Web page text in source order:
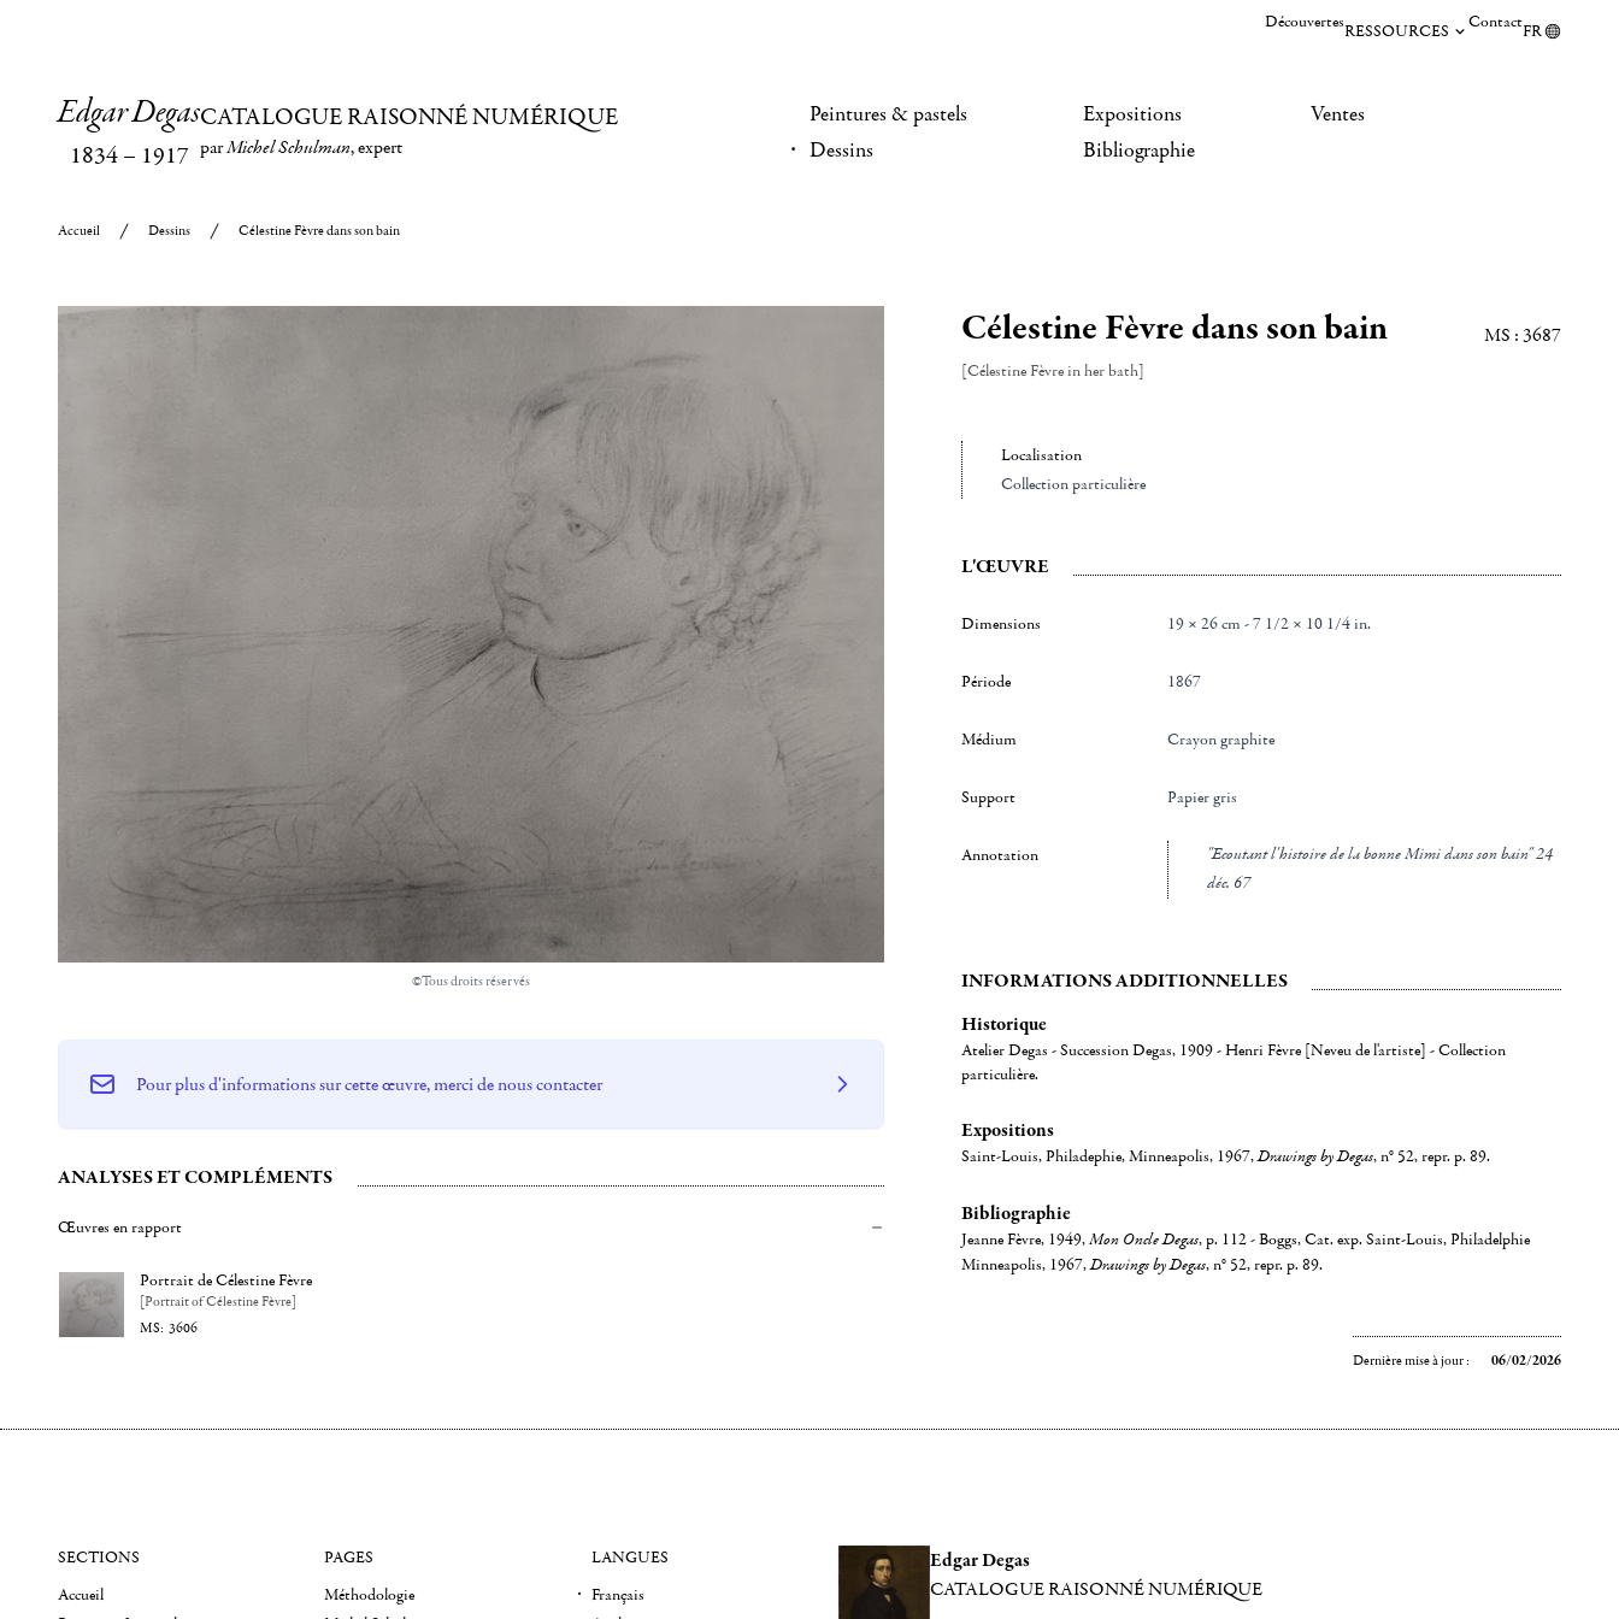
DécouvertesRESSOURCES ContactFR
Edgar Degas
1834– 1917
CATALOGUE RAISONNÉ NUMÉRIQUE
parMichel Schulman, expert
Peintures & pastels
Dessins
Expositions
Bibliographie
Ventes
Accueil Dessins Célestine Fèvre dans son bain
©Tous droits réservés
Célestine Fèvre dans son bain
[Célestine Fèvre in her bath]
MS : 3687
Localisation
Collection particulière
L'ŒUVRE
Dimensions 19 × 26 cm - 7 1/2 × 10 1/4 in.
Période 1867
Médium Crayon graphite
Support Papier gris
Annotation
"Ecoutant l'histoire de la bonne Mimi dans son bain" 24
déc. 67
INFORMATIONS ADDITIONNELLES
Historique
Atelier Degas - Succession Degas, 1909 - Henri Fèvre [Neveu de l'artiste] - Collection
particulière.
Expositions
Saint-Louis, Philadephie, Minneapolis, 1967,Drawings by Degas, n° 52, repr. p. 89.
Bibliographie
Jeanne Fèvre, 1949,Mon Oncle Degas, p. 112 - Boggs, Cat. exp. Saint-Louis, Philadelphie
Minneapolis, 1967,Drawings by Degas, n° 52, repr. p. 89.
Dernière mise à jour : 06/02/2026
Pour plus d'informations sur cette œuvre, merci de nous contacter
ANALYSES ET COMPLÉMENTS
Œuvres en rapport
Portrait de Célestine Fèvre
[Portrait of Célestine Fèvre]
3606
Edgar Degas
CATALOGUE RAISONNÉ NUMÉRIQUE
SECTIONS
Accueil
PAGES
Méthodologie
LANGUES
Français